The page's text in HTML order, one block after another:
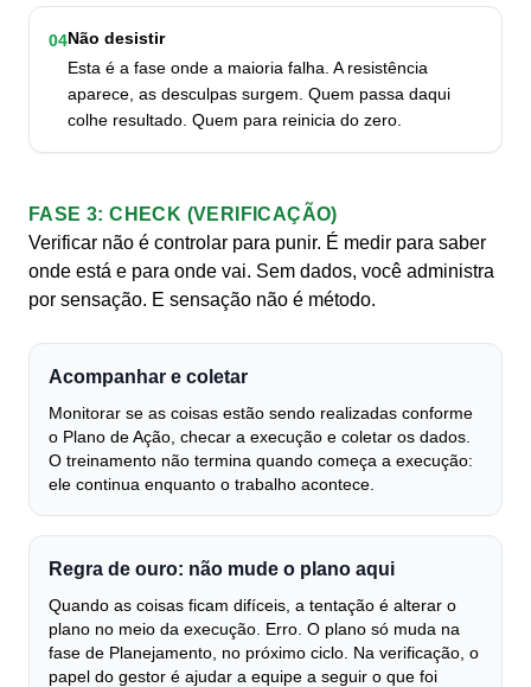
04Não desistir
Esta é a fase onde a maioria falha. A resistência
aparece, as desculpas surgem. Quem passa daqui
colhe resultado. Quem para reinicia do zero.
FASE 3: CHECK (VERIFICAÇÃO)
Verificar não é controlar para punir. É medir para saber
onde está e para onde vai. Sem dados, você administra
por sensação. E sensação não é método.
Acompanhar e coletar
Monitorar se as coisas estão sendo realizadas conforme
o Plano de Ação, checar a execução e coletar os dados.
O treinamento não termina quando começa a execução:
ele continua enquanto o trabalho acontece.
Regra de ouro: não mude o plano aqui
Quando as coisas ficam difíceis, a tentação é alterar o
plano no meio da execução. Erro. O plano só muda na
fase de Planejamento, no próximo ciclo. Na verificação, o
papel do gestor é ajudar a equipe a seguir o que foi